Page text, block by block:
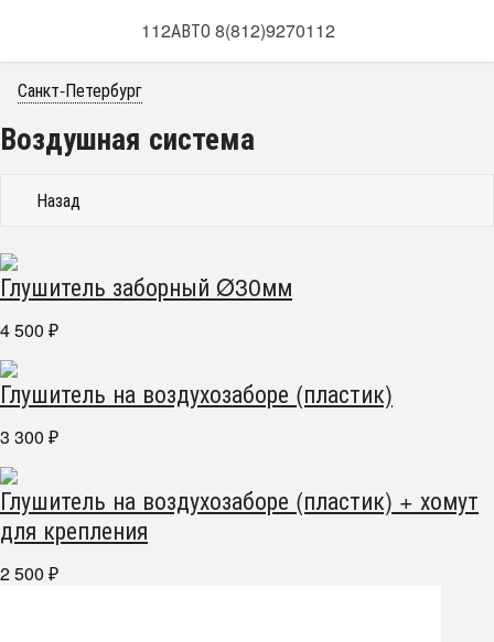
112АВТО 8(812)9270112
Санкт-Петербург
Воздушная система
Назад
Глушитель заборный Ø30мм
4 500 ₽
Глушитель на воздухозаборе (пластик)
3 300 ₽
Глушитель на воздухозаборе (пластик) + хомут
для крепления
2 500 ₽